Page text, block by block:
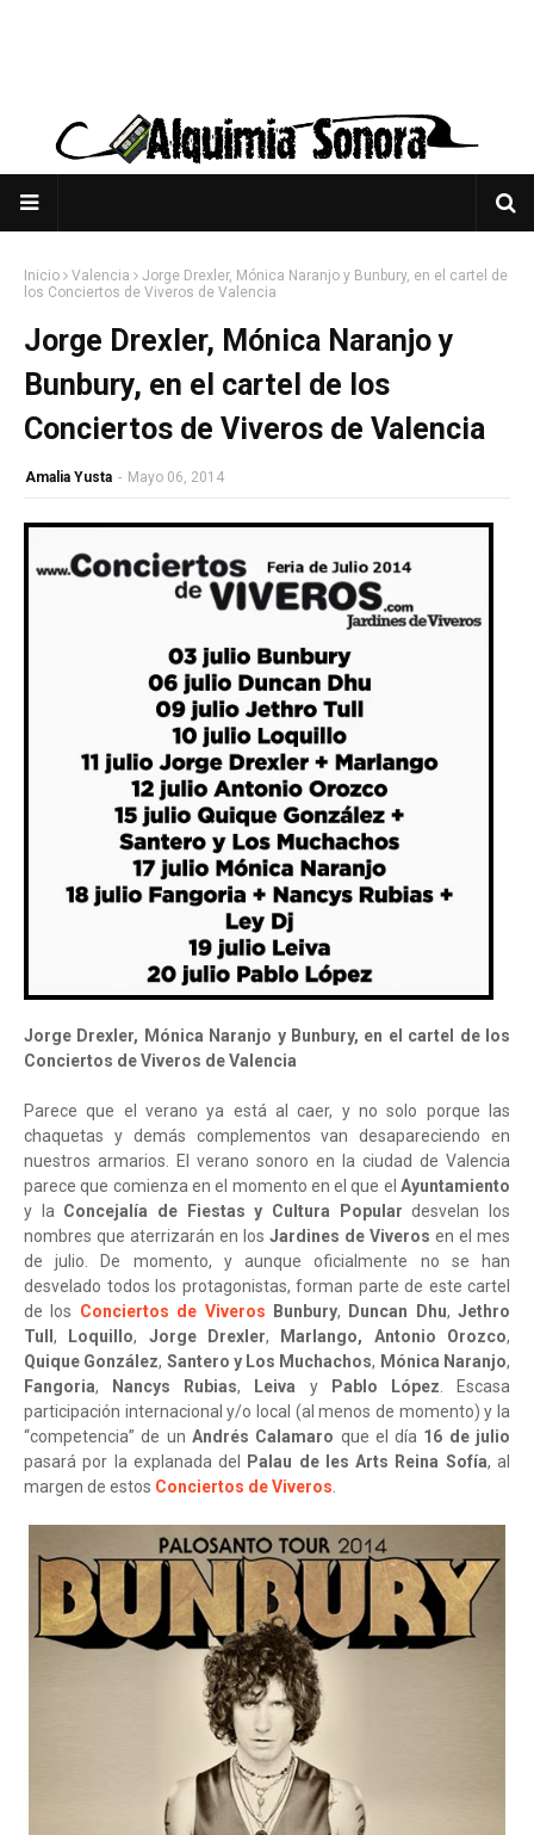
Inicio Valencia
Jorge Drexler, Mónica Naranjo y Bunbury, en el cartel de
los Conciertos de Viveros de Valencia
Jorge Drexler, Mónica Naranjo y
Bunbury, en el cartel de los
Conciertos de Viveros de Valencia
Amalia Yusta - Mayo 06, 2014
Jorge Drexler, Mónica Naranjo y Bunbury, en el cartel de los
Conciertos de Viveros de Valencia
Parece que el verano ya está al caer, y no solo porque las
chaquetas y demás complementos van desapareciendo en
nuestros armarios. El verano sonoro en la ciudad de Valencia
parece que comienza en el momento en el que el Ayuntamiento
y la Concejalía de Fiestas y Cultura Popular desvelan los
nombres que aterrizarán en los Jardines de Viveros en el mes
de julio. De momento, y aunque oficialmente no se han
desvelado todos los protagonistas, forman parte de este cartel
de los Conciertos de Viveros Bunbury, Duncan Dhu, Jethro
Tull , Loquillo, Jorge Drexler, Marlango, Antonio Orozco,
Quique González, Santero y Los Muchachos, Mónica Naranjo,
Fangoria, Nancys Rubias, Leiva y Pablo López. Escasa
participación internacional y/o local (al menos de momento) y la
“competencia” de un Andrés Calamaro que el día 16 de julio
pasará por la explanada del
Palau de les Arts Reina Sofía, al
margen de estos Conciertos de Viveros.